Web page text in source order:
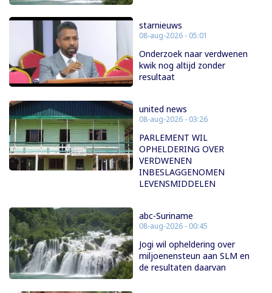
starnieuws
08-aug-2026 - 05:01
Onderzoek naar verdwenen
kwik nog altijd zonder
resultaat
united news
08-aug-2026 - 03:26
PARLEMENT WIL
OPHELDERING OVER
VERDWENEN
INBESLAGGENOMEN
LEVENSMIDDELEN
abc-Suriname
08-aug-2026 - 00:45
Jogi wil opheldering over
miljoenensteun aan SLM en
de resultaten daarvan